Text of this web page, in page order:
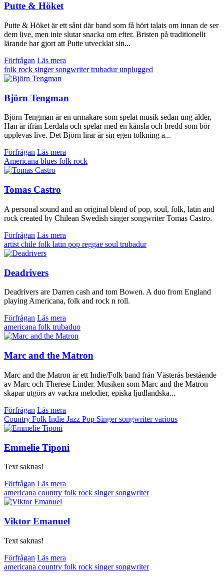
Putte & Höket
Putte & Höket är ett sånt där band som få hört talats om innan de ser
dem live, men inte slutar snacka om efter. Bristen på traditionellt
lärande har gjort att Putte utvecklat sin...
Förfrågan Läs mera
folk rock singer songwritertrubadurunplugged
Björn Tengman
Björn Tengman är en urmakare som spelat musik sedan ung ålder,
Han är ifrån Lerdala och spelar med en känsla och bredd som bör
upplevas live. Det Björn lirar är sin egen tolkning a...
Förfrågan Läs mera
Americana blues folk rock
Tomas Castro
A personal sound and an original blend of pop, soul, folk, latin and
rock created by Chilean Swedish singer songwriter Tomas Castro.
Förfrågan Läs mera
artist chile folk latin pop reggae soul trubadur
Deadrivers
Deadrivers are Darren cash and tom Bowen. A duo from England
playing Americana, folk and rock n roll.
Förfrågan Läs mera
americana folk trubaduo
Marc and the Matron
Marc and the Matron är ett Indie/Folk band från Västerås bestående
av Marc och Therese Linder. Musiken som Marc and the Matron
skapar utgörs av vackra melodier, episka ljudlandska...
Förfrågan Läs mera
Country Folk Indie Jazz Pop Singer songwritervarious
Emmelie Tiponi
Text saknas!
Förfrågan Läs mera
americana country folk rock singer songwriter
Viktor Emanuel
Text saknas!
Förfrågan Läs mera
americana country folk rock singer songwriter